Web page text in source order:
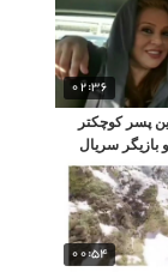
02:36
پسر کوچکتر
بازیگر سریال
دل
00:54